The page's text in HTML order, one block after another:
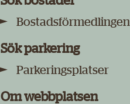
Bostadsförmedlingen
Sök parkering
Parkeringsplatser
Om webbplatsen